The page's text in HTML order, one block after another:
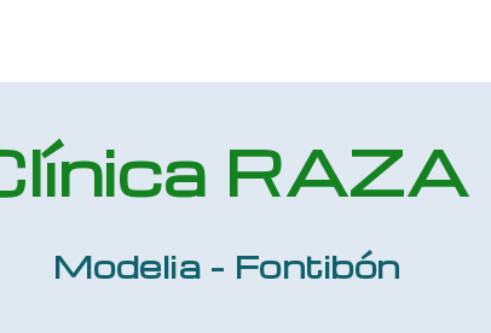
RAZA
Modelia - Fontibón